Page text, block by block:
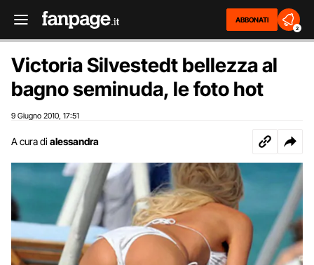
ABBONATI
2
Victoria Silvestedt bellezza al
bagno seminuda, le foto hot
9 Giugno 2010 17:51
A cura di alessandra